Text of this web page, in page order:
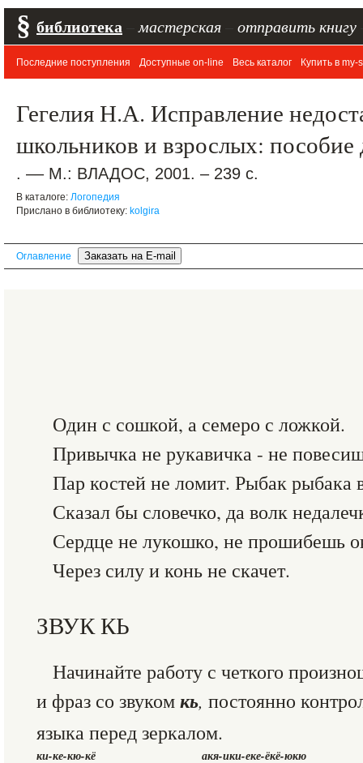
§ библиотека мастерская отправить книгу
Последние поступления Доступные on-line Весь каталог Купить в my-
Гегелия Н.А. Исправление
школьников и взрослых: пособие
. –– М.: ВЛАДОС, 2001. – 239 с.
В каталоге: Логопедия
Прислано в библиотеку: kolgira
Оглавление
Один с сошкой, а семеро с ложкой.
Привычка не рукавичка - не
Пар костей не ломит. Рыбак рыбака
Сказал бы словечко, да волк
Сердце не лукошко, не прошибешь
Через силу и конь не скачет.
ЗВУК КЬ
Начинайте работу с четкого
и фраз со звукомкь, постоянно
языка перед зеркалом.
ки-ке-кю-кё акя-ики-еке-ёкё-юкю